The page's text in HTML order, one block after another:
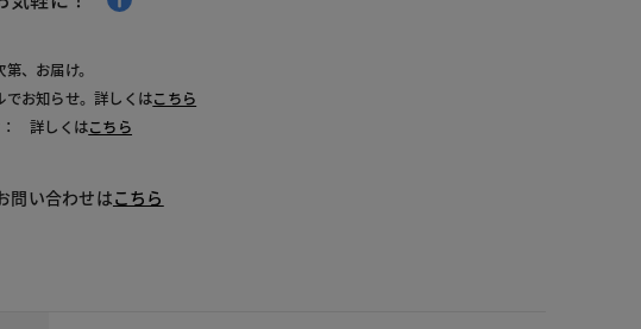
、お届け。
でお知らせ。詳しくはこちら
： 詳しくはこちら
問い合わせはこちら